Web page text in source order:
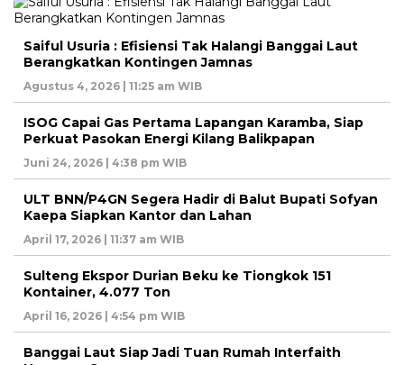
Saiful Usuria : Efisiensi Tak Halangi Banggai Laut
Berangkatkan Kontingen Jamnas
Agustus 4, 2026 | 11:25 am WIB
ISOG Capai Gas Pertama Lapangan Karamba, Siap
Perkuat Pasokan Energi Kilang Balikpapan
Juni 24, 2026 | 4:38 pm WIB
ULT BNN/P4GN Segera Hadir di Balut Bupati Sofyan
Kaepa Siapkan Kantor dan Lahan
April 17, 2026 | 11:37 am WIB
Sulteng Ekspor Durian Beku ke Tiongkok 151
Kontainer, 4.077 Ton
April 16, 2026 | 4:54 pm WIB
Banggai Laut Siap Jadi Tuan Rumah Interfaith